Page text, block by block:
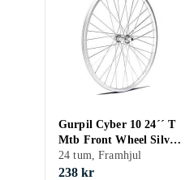
Gurpil Cyber 10 24´´ T
Mtb Front Wheel Silver
9 x 100 mm
24 tum, Framhjul
238 kr